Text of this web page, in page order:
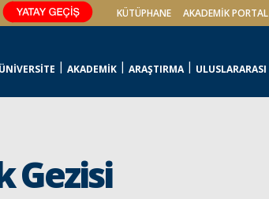
KÜTÜPHANE AKADEMİK PORTAL
ÜNİVERSİTE AKADEMİK ARAŞTIRMA ULUSLARARASI
Gezisi